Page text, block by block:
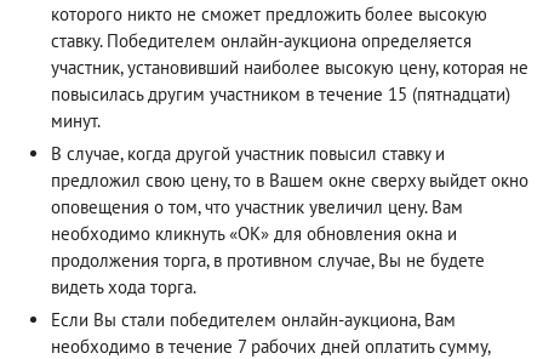
которого никто не сможет предложить более высокую
ставку. Победителем онлайн-аукциона определяется
участник, установивший наиболее высокую цену, которая не
повысилась другим участником в течение 15 (пятнадцати)
минут.
В случае, когда другой участник повысил ставку и
предложил свою цену, то в Вашем окне сверху выйдет окно
оповещения о том, что участник увеличил цену. Вам
необходимо кликнуть «ОК» для обновления окна и
продолжения торга, в противном случае, Вы не будете
видеть хода торга.
Если Вы стали победителем онлайн-аукциона, Вам
необходимо в течение 7 рабочих дней оплатить сумму,